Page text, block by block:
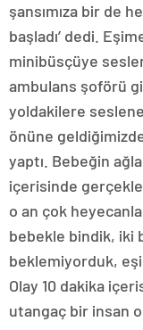
şansımıza bir de
başladı’ dedi.
minibüsçüye
ambulans şoförü
yoldakilere
önüne
yaptı. Bebeğin
içerisinde
o an çok
bebekle bindik, iki
beklemiyorduk,
Olay 10 dakika
utangaç bir insan